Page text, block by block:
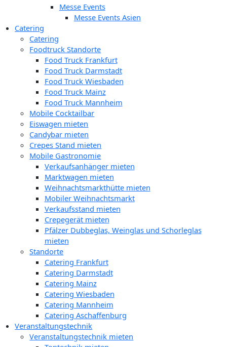
Messe Events
Messe Events Asien
Catering
Catering
Foodtruck Standorte
Food Truck Frankfurt
Food Truck Darmstadt
Food Truck Wiesbaden
Food Truck Mainz
Food Truck Mannheim
Mobile Cocktailbar
Eiswagen mieten
Candybar mieten
Crepes Stand mieten
Mobile Gastronomie
Verkaufsanhänger mieten
Marktwagen mieten
Weihnachtsmarkthütte mieten
Mobiler Weihnachtsmarkt
Verkaufsstand mieten
Crepegerät mieten
Pfälzer Dubbeglas, Weinglas und Schorleglas
mieten
Standorte
Catering Frankfurt
Catering Darmstadt
Catering Mainz
Catering Wiesbaden
Catering Mannheim
Catering Aschaffenburg
Veranstaltungstechnik
Veranstaltungstechnik mieten